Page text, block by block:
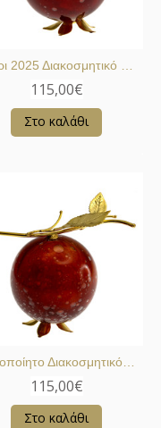
Γούρι 2025 Διακοσμητικό Ρόδι
115,00€
Στο καλάθι
115,00€
Στο καλάθι